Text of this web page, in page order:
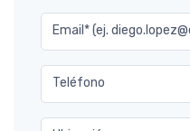
Email* (ej.
Teléfono